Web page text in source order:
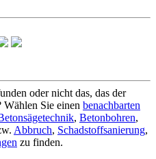
oder nicht das, das der
Wählen Sie einen benachbarten
, Betonbohren,
Abbruch, Schadstoffsanierung,
zu finden.